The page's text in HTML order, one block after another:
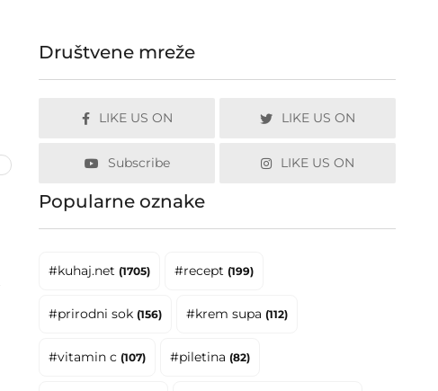
Društvene mreže
LIKE US ON LIKE US ON
Subscribe LIKE US ON
Popularne oznake
#kuhaj.net(1705) #recept(199)
#prirodni sok(156) #krem supa(112)
#vitamin c(107) #piletina(82)